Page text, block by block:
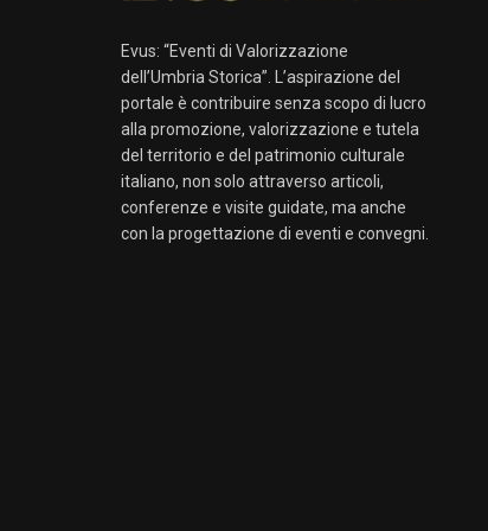
Evus: “Eventi di Valorizzazione
dell’Umbria Storica”. L’aspirazione del
portale è contribuire senza scopo di lucro
alla promozione, valorizzazione e tutela
del territorio e del patrimonio culturale
italiano, non solo attraverso articoli,
conferenze e visite guidate, ma anche
con la progettazione di eventi e convegni.